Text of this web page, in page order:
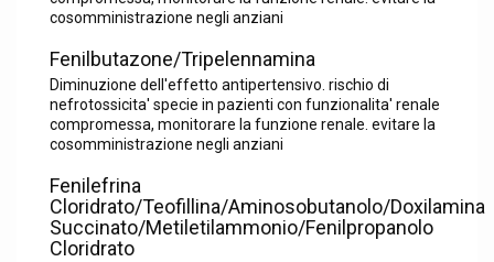
cosomministrazione negli anziani
Fenilbutazone/Tripelennamina
Diminuzione dell'effetto antipertensivo. rischio di
nefrotossicita' specie in pazienti con funzionalita' renale
compromessa, monitorare la funzione renale. evitare la
cosomministrazione negli anziani
Fenilefrina
Cloridrato/Teofillina/Aminosobutanolo/Doxilamina
Succinato/Metiletilammonio/Fenilpropanolo
Cloridrato